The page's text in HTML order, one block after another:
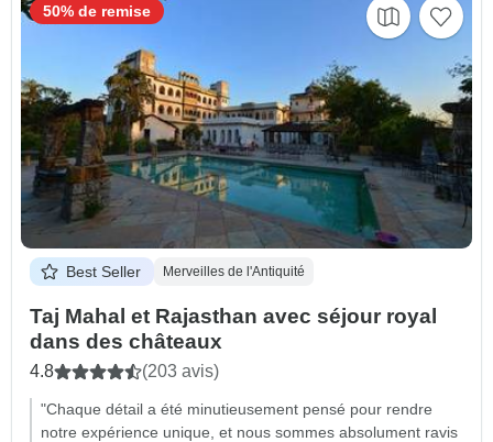
Best Seller Merveilles de l'Antiquité
Taj Mahal et Rajasthan avec séjour royal
dans des châteaux
4.8 (203 avis)
"Chaque détail a été minutieusement pensé pour rendre
notre expérience unique, et nous sommes absolument ravis
50% de remise